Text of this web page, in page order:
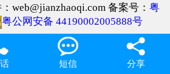
web@jianzhaoqi.com 备案号： 粤
粤公网安备 44190002005888号

短信

分享